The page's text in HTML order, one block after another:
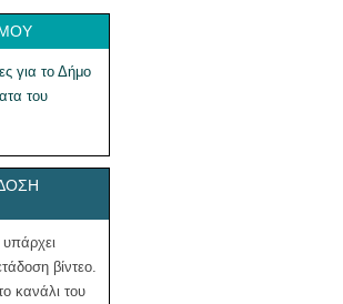
για το Δήμο
του
βίντεο.
κανάλι του